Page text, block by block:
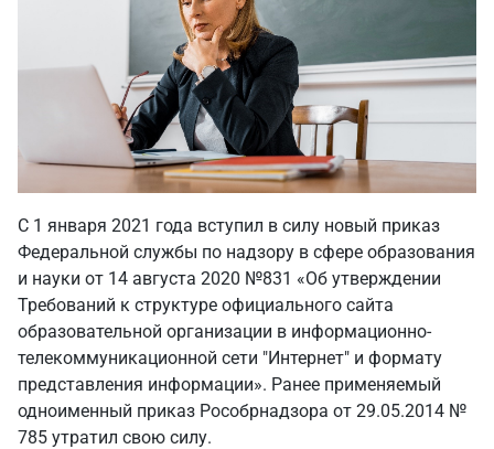
С 1 января 2021 года вступил в силу новый приказ
Федеральной службы по надзору в сфере образования
и науки от 14 августа 2020 №831 «Об утверждении
Требований к структуре официального сайта
образовательной организации в информационно-
телекоммуникационной сети "Интернет" и формату
представления информации». Ранее применяемый
одноименный приказ Рособрнадзора от 29.05.2014 №
785 утратил свою силу.